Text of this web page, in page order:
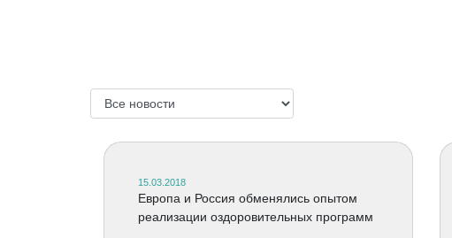
15.03.2018
Европа и Россия обменялись опытом
реализации оздоровительных программ